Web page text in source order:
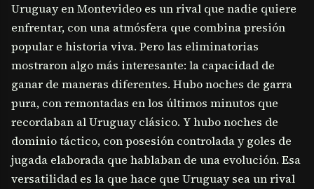
Uruguay en Montevideo es un rival que nadie quiere
enfrentar, con una atmósfera que combina presión
popular e historia viva. Pero las eliminatorias
mostraron algo más interesante: la capacidad de
ganar de maneras diferentes. Hubo noches de garra
pura, con remontadas en los últimos minutos que
recordaban al Uruguay clásico. Y hubo noches de
dominio táctico, con posesión controlada y goles de
jugada elaborada que hablaban de una evolución. Esa
versatilidad es la que hace que Uruguay sea un rival